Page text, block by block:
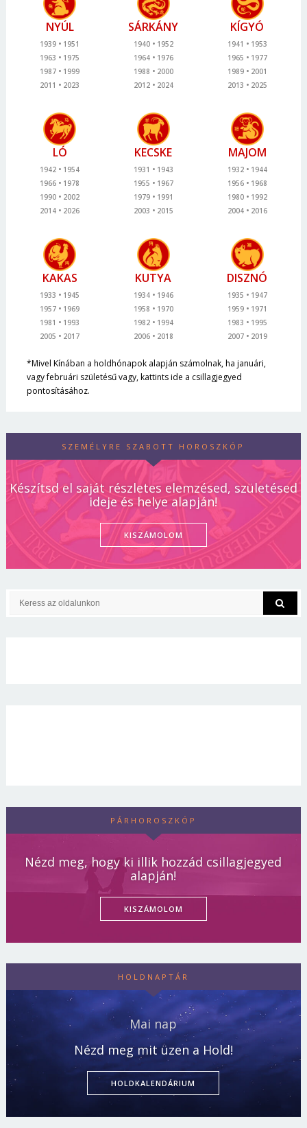
NYÚL
1939
1951
1963
1975
1987
1999
2011
2023
SÁRKÁNY
1940
1952
1964
1976
1988
2000
2012
2024
KÍGYÓ
1941
1953
1965
1977
1989
2001
2013
2025
LÓ
1942
1954
1966
1978
1990
2002
2014
2026
KECSKE
1931
1943
1955
1967
1979
1991
2003
2015
MAJOM
1932
1944
1956
1968
1980
1992
2004
2016
KAKAS
1933
1945
1957
1969
1981
1993
2005
2017
KUTYA
1934
1946
1958
1970
1982
1994
2006
2018
DISZNÓ
1935
1947
1959
1971
1983
1995
2007
2019
*Mivel Kínában a holdhónapok alapján számolnak, ha januári,
vagy februári születésű vagy, kattints ide a csillagjegyed
pontosításához.
SZEMÉLYRE SZABOTT HOROSZKÓP
Készítsd el saját részletes elemzésed, születésed
ideje és helye alapján!
KISZÁMOLOM
PÁRHOROSZKÓP
Nézd meg, hogy ki illik hozzád csillagjegyed
alapján!
KISZÁMOLOM
HOLDNAPTÁR
Mai nap
Nézd meg mit üzen a Hold!
HOLDKALENDÁRIUM